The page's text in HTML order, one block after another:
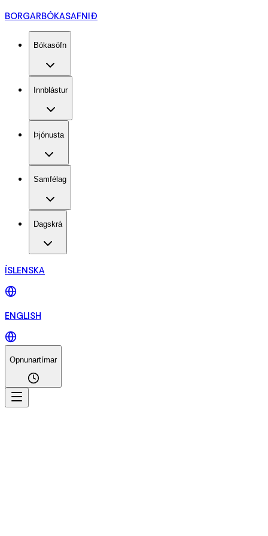
BORGARBÓKASAFNIÐ
Bókasöfn
Innblástur
Þjónusta
Samfélag
Dagskrá
ÍSLENSKA
ENGLISH
Opnunartímar